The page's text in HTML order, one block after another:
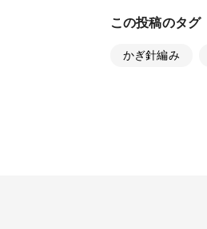
この投稿のタグ
かぎ針編み